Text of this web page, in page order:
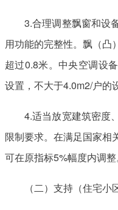
3.合理调整飘窗和设
用功能的完整性。飘（凸
超过0.8米。中央空调设
设置，不大于4.0m2/户的
4.适当放宽建筑密度
限制要求。在满足国家相
可在原指标5%幅度内调整
（二）支持（住宅